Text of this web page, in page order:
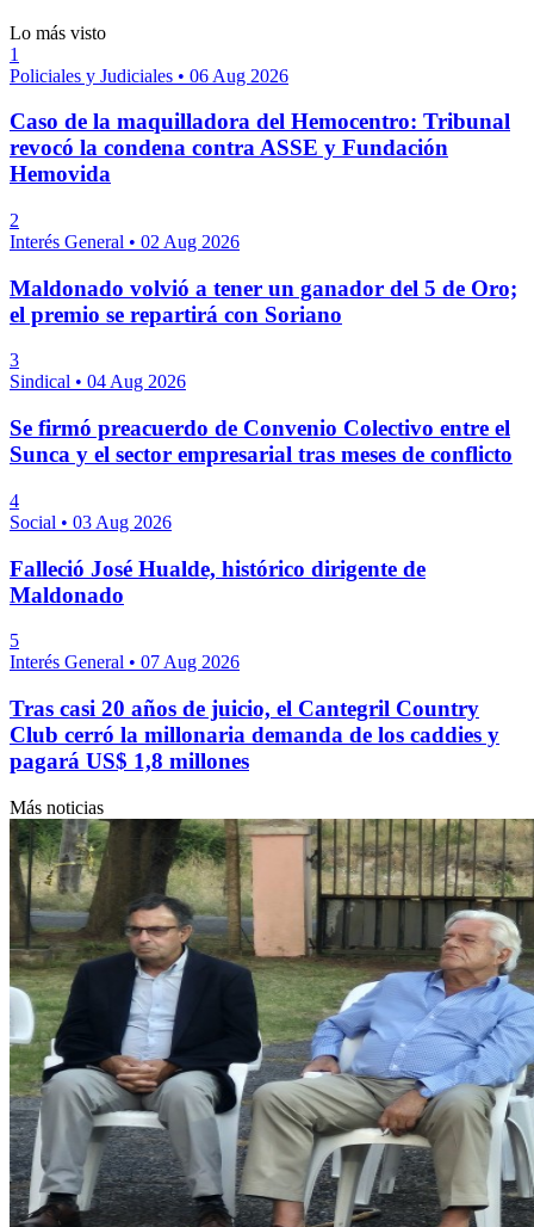
Lo más visto
1
Policiales y Judiciales • 06 Aug 2026
Caso de la maquilladora del Hemocentro: Tribunal
revocó la condena contra ASSE y Fundación
Hemovida
2
Interés General • 02 Aug 2026
Maldonado volvió a tener un ganador del 5 de Oro;
el premio se repartirá con Soriano
3
Sindical • 04 Aug 2026
Se firmó preacuerdo de Convenio Colectivo entre el
Sunca y el sector empresarial tras meses de conflicto
4
Social • 03 Aug 2026
Falleció José Hualde, histórico dirigente de
Maldonado
5
Interés General • 07 Aug 2026
Tras casi 20 años de juicio, el Cantegril Country
Club cerró la millonaria demanda de los caddies y
pagará US$ 1,8 millones
Más noticias